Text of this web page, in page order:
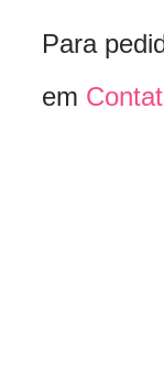
Para
em